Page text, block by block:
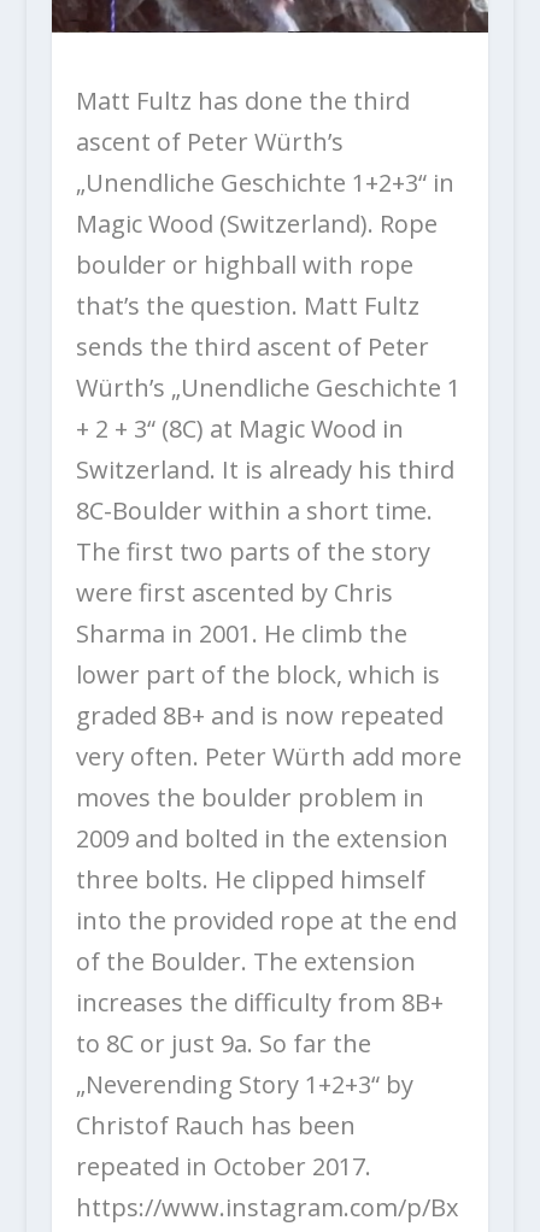
Matt Fultz has done the third
ascent of Peter Würth’s
„Unendliche Geschichte 1+2+3“ in
Magic Wood (Switzerland). Rope
boulder or highball with rope
that’s the question. Matt Fultz
sends the third ascent of Peter
Würth’s „Unendliche Geschichte 1
+ 2 + 3“ (8C) at Magic Wood in
Switzerland. It is already his third
8C-Boulder within a short time.
The first two parts of the story
were first ascented by Chris
Sharma in 2001. He climb the
lower part of the block, which is
graded 8B+ and is now repeated
very often. Peter Würth add more
moves the boulder problem in
2009 and bolted in the extension
three bolts. He clipped himself
into the provided rope at the end
of the Boulder. The extension
increases the difficulty from 8B+
to 8C or just 9a. So far the
„Neverending Story 1+2+3“ by
Christof Rauch has been
repeated in October 2017.
https://www.instagram.com/p/Bx